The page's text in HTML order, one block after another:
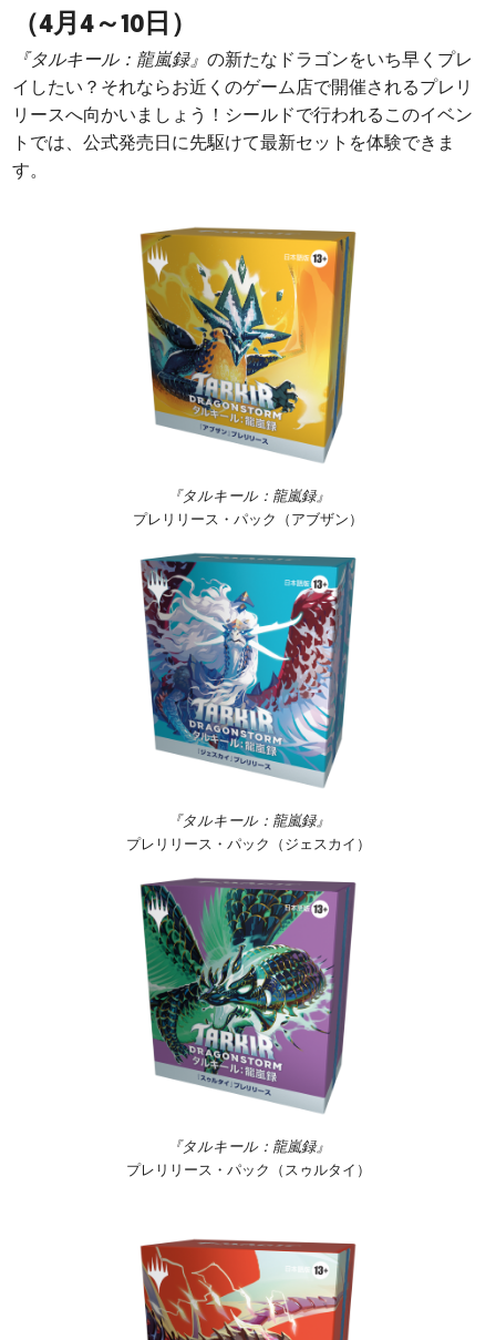
（4月4～10日）
『タルキール：龍嵐録』の新たなドラゴンをいち早くプレ
イしたい？それならお近くのゲーム店で開催されるプレリ
リースへ向かいましょう！シールドで行われるこのイベン
トでは、公式発売日に先駆けて最新セットを体験できま
す。
『タルキール：龍嵐録』
プレリリース・パック（アブザン）
『タルキール：龍嵐録』
プレリリース・パック（ジェスカイ）
『タルキール：龍嵐録』
プレリリース・パック（スゥルタイ）